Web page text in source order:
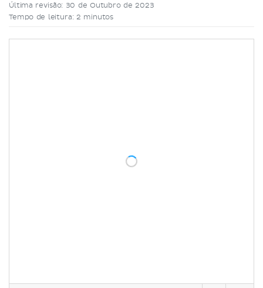
Última revisão: 30 de Outubro de 2023
Tempo de leitura: 2 minutos